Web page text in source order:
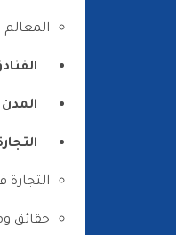
المعالم
المدن
التجارة
حقائق